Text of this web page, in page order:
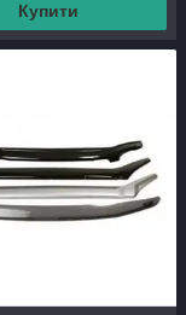
Купити